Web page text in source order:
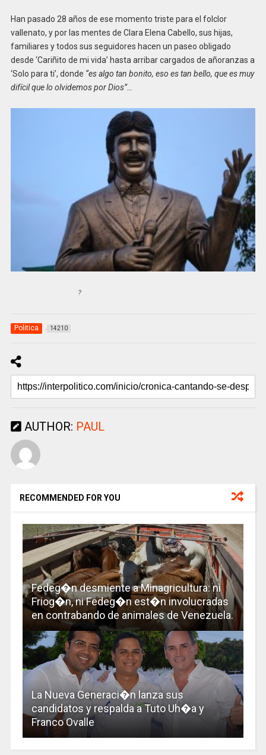
Han pasado 28 años de ese momento triste para el folclor
vallenato, y por las mentes de Clara Elena Cabello, sus hijas,
familiares y todos sus seguidores hacen un paseo obligado
desde ‘Cariñito de mi vida’ hasta arribar cargados de añoranzas a
‘Solo para ti’, donde “es algo tan bonito, eso es tan bello, que es muy
difícil que lo olvidemos por Dios”…
?
Politica 14210
AUTHOR: PAUL
RECOMMENDED FOR YOU
Fedeg�n desmiente a Minagricultura: ni
Friog�n, ni Fedeg�n est�n involucradas
en contrabando de animales de Venezuela.
La Nueva Generaci�n lanza sus
candidatos y respalda a Tuto Uh�a y
Franco Ovalle